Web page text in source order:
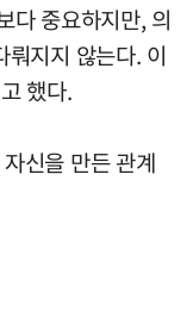
다 중요하지만, 의
뤄지지 않는다. 이
했다.
신을 만든 관계